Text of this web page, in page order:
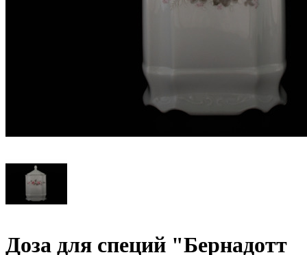
Доза для специй "Бернадотт